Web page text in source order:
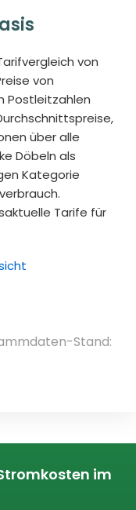
von
von
Postleitzahlen
über alle
Döbeln als
Kategorie
Tarife für
Stand:
im